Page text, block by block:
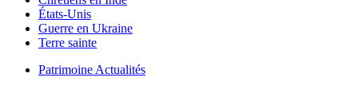
États-Unis
Guerre en Ukraine
Terre sainte
Patrimoine Actualités